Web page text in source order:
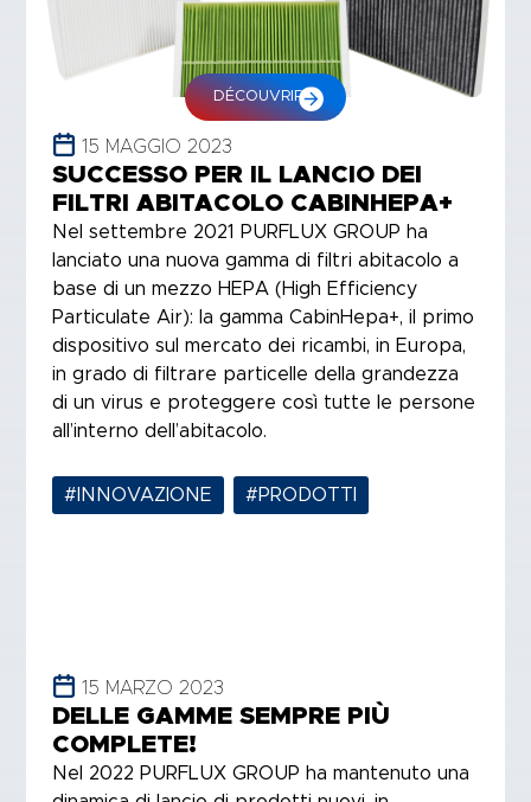
15 MAGGIO 2023
SUCCESSO PER IL LANCIO DEI
FILTRI ABITACOLO CABINHEPA+
Nel settembre 2021 PURFLUX GROUP ha
lanciato una nuova gamma di filtri abitacolo a
base di un mezzo HEPA (High Efficiency
Particulate Air): la gamma CabinHepa+, il primo
dispositivo sul mercato dei ricambi, in Europa,
in grado di filtrare particelle della grandezza
di un virus e proteggere così tutte le persone
all’interno dell’abitacolo.
#INNOVAZIONE #PRODOTTI
DÉCOUVRIR
15 MARZO 2023
DELLE GAMME SEMPRE PIÙ
COMPLETE!
Nel 2022 PURFLUX GROUP ha mantenuto una